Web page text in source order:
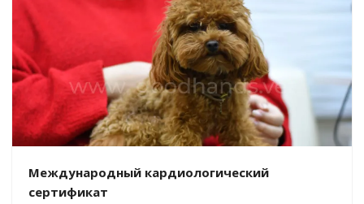
Международный кардиологический
сертификат